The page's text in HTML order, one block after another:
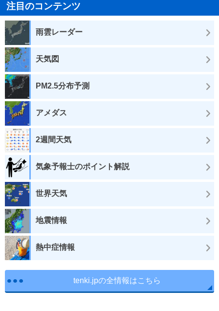
注目のコンテンツ
雨雲レーダー
天気図
PM2.5分布予測
アメダス
2週間天気
気象予報士のポイント解説
世界天気
地震情報
熱中症情報
tenki.jpの全情報はこちら